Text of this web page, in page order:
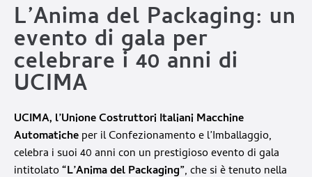
L’Anima del Packaging: un
evento di gala per
celebrare i 40 anni di
UCIMA
UCIMA, l’Unione Costruttori Italiani Macchine
Automaticheper il Confezionamento e l’Imballaggio,
celebra i suoi 40 anni con un prestigioso evento di gala
intitolato“L’Anima del Packaging”, che si è tenuto nella